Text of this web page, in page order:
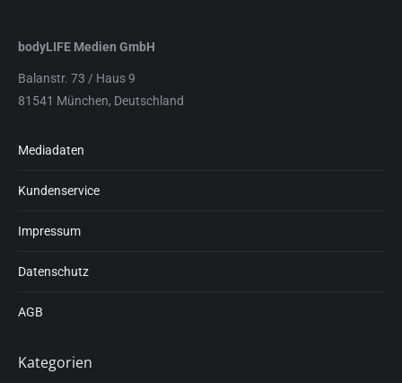
bodyLIFE Medien GmbH
Balanstr. 73 / Haus 9
81541 München, Deutschland
Mediadaten
Kundenservice
Impressum
Datenschutz
AGB
Kategorien